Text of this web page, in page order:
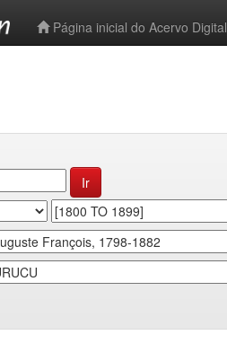
Página inicial do Acervo Digital